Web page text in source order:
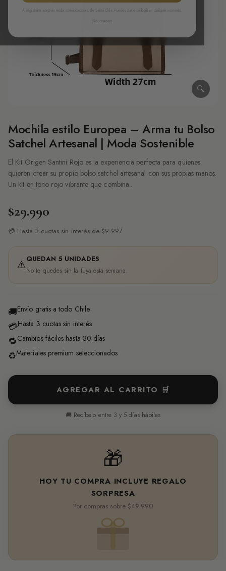
🔍
Mochila estilo Europea – Arma tu Bolso
Satchel Artesanal | Moda Sostenible
El Kit Origen Santini Rojo es la experiencia perfecta para quienes
quieren crear su propio bolso satchel artesanal con sus propias manos.
Un kit en tono rojo vibrante que combina...
$29.990
💳 Hasta 3 cuotas sin interés de $9.997
⚠️QUEDAN 5 UNIDADES
No te quedes sin la tuya esta semana.
🚚Envío gratis a todo Chile
💳Hasta 3 cuotas sin interés
🔁Cambios fáciles hasta 30 días
♻️Materiales premium seleccionados
AGREGAR AL CARRITO 🛒
🚚 Recíbelo entre 3 y 5 días hábiles
🎁
HOY TU COMPRA INCLUYE REGALO
SORPRESA
Por compras sobre $49.990
Al registrarte aceptas recibir comunicaciones de Santini Chile. Puedes darte de baja en cualquier momento.